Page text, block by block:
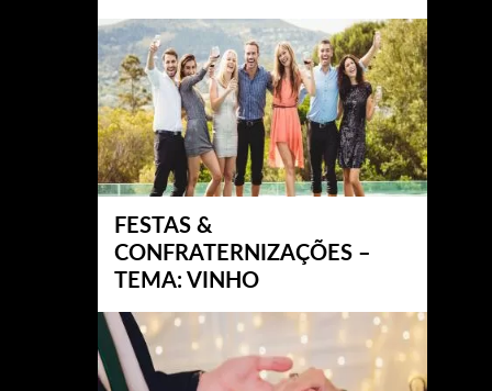
FESTAS &
CONFRATERNIZAÇÕES –
TEMA: VINHO